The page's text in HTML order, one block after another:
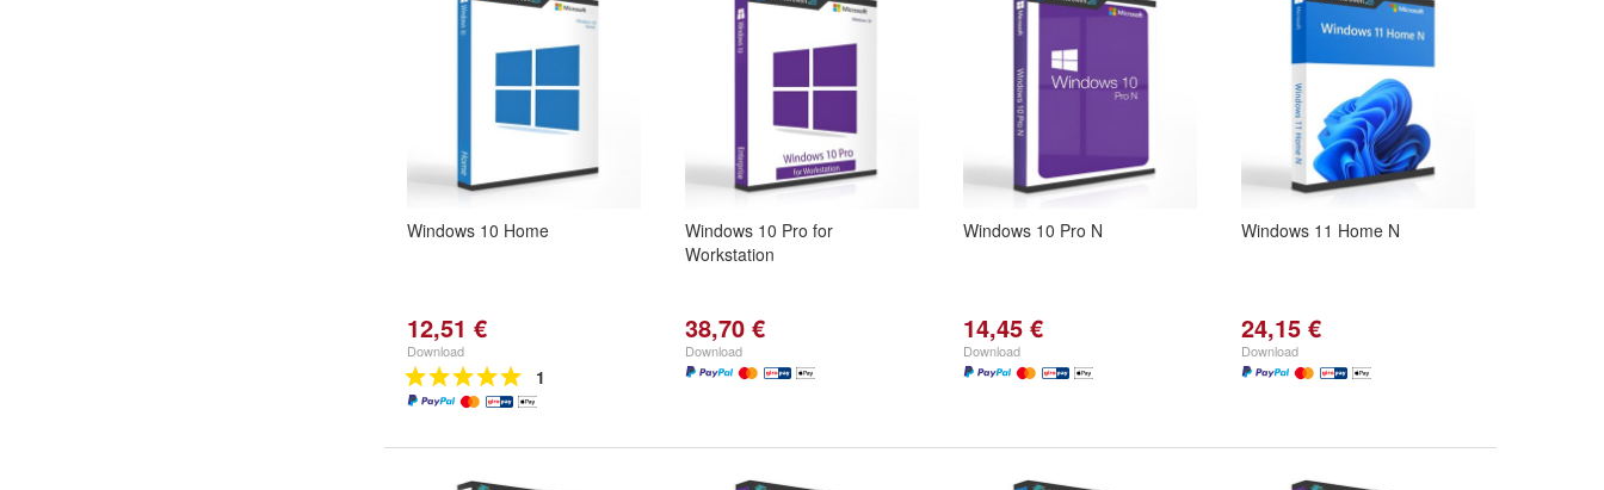
Windows 10 Home
12,51 €
Download
1
Windows 10 Pro for
Workstation
38,70 €
Download
Windows 10 Pro N
14,45 €
Download
Windows 11 Home N
24,15 €
Download